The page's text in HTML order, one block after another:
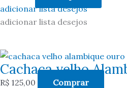
adicionar lista desejos
adicionar lista desejos
Cachaca velho
R$ 125,00
Comprar